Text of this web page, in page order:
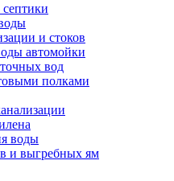
и стоков
автомойки
вод
полками
воды
и выгребных ям